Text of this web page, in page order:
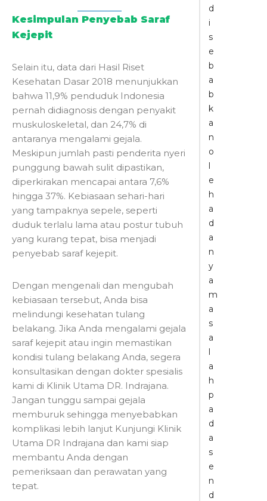
Kesimpulan Penyebab Saraf
Kejepit
Selain itu, data dari Hasil Riset
Kesehatan Dasar 2018 menunjukkan
bahwa 11,9% penduduk Indonesia
pernah didiagnosis dengan penyakit
muskuloskeletal, dan 24,7% di
antaranya mengalami gejala.
Meskipun jumlah pasti penderita nyeri
punggung bawah sulit dipastikan,
diperkirakan mencapai antara 7,6%
hingga 37%. Kebiasaan sehari-hari
yang tampaknya sepele, seperti
duduk terlalu lama atau postur tubuh
yang kurang tepat, bisa menjadi
penyebab saraf kejepit.
Dengan mengenali dan mengubah
kebiasaan tersebut, Anda bisa
melindungi kesehatan tulang
belakang. Jika Anda mengalami gejala
saraf kejepit atau ingin memastikan
kondisi tulang belakang Anda, segera
konsultasikan dengan dokter spesialis
kami di Klinik Utama DR. Indrajana.
Jangan tunggu sampai gejala
memburuk sehingga menyebabkan
komplikasi lebih lanjut Kunjungi Klinik
Utama DR Indrajana dan kami siap
membantu Anda dengan
pemeriksaan dan perawatan yang
tepat.
d
i
s
e
b
a
b
k
a
n
o
l
e
h
a
d
a
n
y
a
m
a
s
a
l
a
h
p
a
d
a
s
e
n
d